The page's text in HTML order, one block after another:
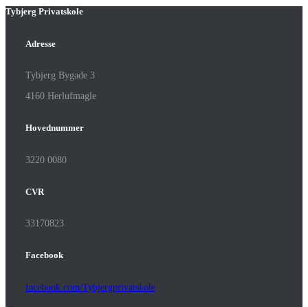
Tybjerg Privatskole
Adresse
Tybjerg Bygade 3
4160 Herlufmagle
Hovednummer
3220 0080
CVR
33170823
Facebook
facebook.com/Tybjergprivatskole